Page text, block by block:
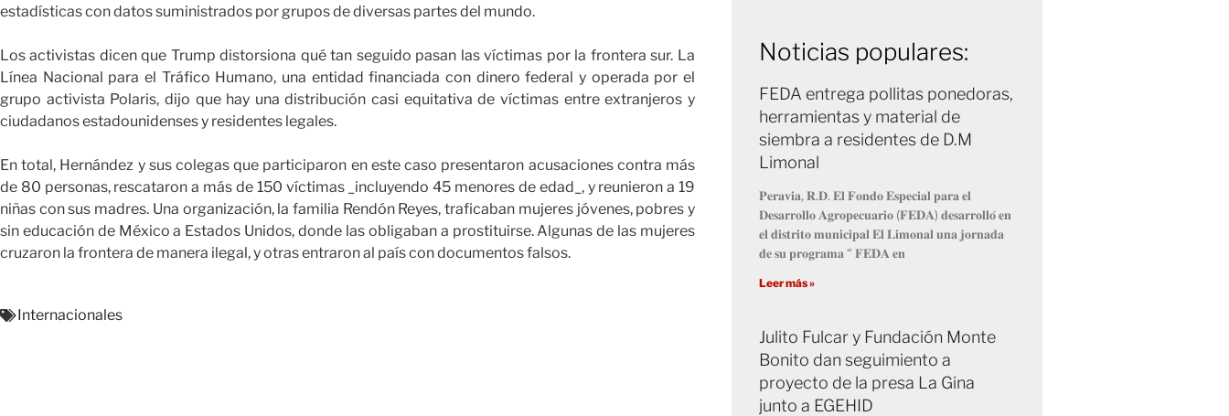
estadísticas con datos suministrados por grupos de diversas partes del mundo.
Los activistas dicen que Trump distorsiona qué tan seguido pasan las víctimas por la frontera sur. La
Línea Nacional para el Tráfico Humano, una entidad financiada con dinero federal y operada por el
grupo activista Polaris, dijo que hay una distribución casi equitativa de víctimas entre extranjeros y
ciudadanos estadounidenses y residentes legales.
En total, Hernández y sus colegas que participaron en este caso presentaron acusaciones contra más
de 80 personas, rescataron a más de 150 víctimas _incluyendo 45 menores de edad_, y reunieron a 19
niñas con sus madres. Una organización, la familia Rendón Reyes, traficaban mujeres jóvenes, pobres y
sin educación de México a Estados Unidos, donde las obligaban a prostituirse. Algunas de las mujeres
cruzaron la frontera de manera ilegal, y otras entraron al país con documentos falsos.
Internacionales
Noticias populares:
FEDA entrega pollitas ponedoras,
herramientas y material de
siembra a residentes de D.M
Limonal
𝐏𝐞𝐫𝐚𝐯𝐢𝐚, 𝐑.𝐃. 𝐄𝐥 𝐅𝐨𝐧𝐝𝐨 𝐄𝐬𝐩𝐞𝐜𝐢𝐚𝐥 𝐩𝐚𝐫𝐚 𝐞𝐥
𝐃𝐞𝐬𝐚𝐫𝐫𝐨𝐥𝐥𝐨 𝐀𝐠𝐫𝐨𝐩𝐞𝐜𝐮𝐚𝐫𝐢𝐨 (𝐅𝐄𝐃𝐀) 𝐝𝐞𝐬𝐚𝐫𝐫𝐨𝐥𝐥𝐨́ 𝐞𝐧
𝐞𝐥 𝐝𝐢𝐬𝐭𝐫𝐢𝐭𝐨 𝐦𝐮𝐧𝐢𝐜𝐢𝐩𝐚𝐥 𝐄𝐥 𝐋𝐢𝐦𝐨𝐧𝐚𝐥 𝐮𝐧𝐚 𝐣𝐨𝐫𝐧𝐚𝐝𝐚
𝐝𝐞 𝐬𝐮 𝐩𝐫𝐨𝐠𝐫𝐚𝐦𝐚 “ 𝐅𝐄𝐃𝐀 𝐞𝐧
Leer más »
Julito Fulcar y Fundación Monte
Bonito dan seguimiento a
proyecto de la presa La Gina
junto a EGEHID